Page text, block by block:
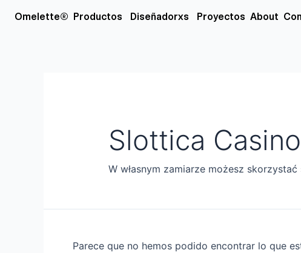
Omelette® Productos Open Productos
Diseñadorxs Open Diseñadorxs
Proyectos About
Slottica
W własnym zamiarze możesz
Parece que no hemos podido encontrar lo que
por: